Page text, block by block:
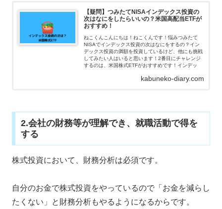
【疑問】つみたてNISAインデックス投資の
次はなにをしたらいいの？米国高配当ETFが
おすすめ！
ねこくんこんにちは！ねこくんです！悩みつみたて
NISAでインデックス投資の次はなにをするの？イン
デックス投資の満額を投資しているけど、他にも挑戦
してみたい人はいると思います！2番目にチャレンジ
するのは、米国株式ETFがおすすめです！インデッ
kabuneko-diary.com
2.会社の財務等が理解でき、就職活動で得を
する
株式投資において、財務分析は必須です。
自分のお金で株式投資をやっているので「お金を減らし
たくない」と財務分析もやるようになるからです。